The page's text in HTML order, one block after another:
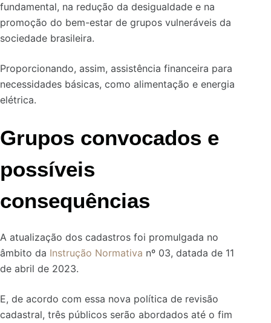
fundamental, na redução da desigualdade e na
promoção do bem-estar de grupos vulneráveis da
sociedade brasileira.
Proporcionando, assim, assistência financeira para
necessidades básicas, como alimentação e energia
elétrica.
Grupos convocados e
possíveis
consequências
A atualização dos cadastros foi promulgada no
âmbito da Instrução Normativa nº 03, datada de 11
de abril de 2023.
E, de acordo com essa nova política de revisão
cadastral, três públicos serão abordados até o fim